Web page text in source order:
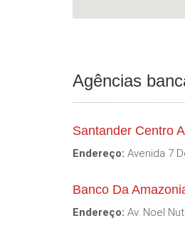
Agências
Santander Centro
Endereço: Avenida 7
Banco Da
Endereço: Av. Noel